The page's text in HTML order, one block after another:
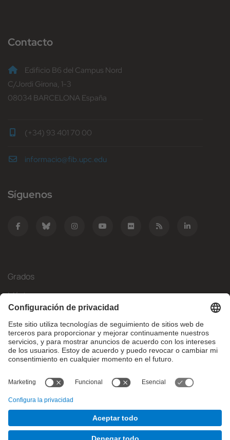
Contacto
Edificio B6 del Campus Nord
C/Jordi Girona, 1-3
08034 BARCELONA España
(+34) 93 401 70 00
informacio@fib.upc.edu
Síguenos
Grados
Másteres
Movilidad Internacional
Investigación
Empresa
¿Qué necesitas?
© Facultat d'Informàtica de Barcelona - Universitat Politècnica